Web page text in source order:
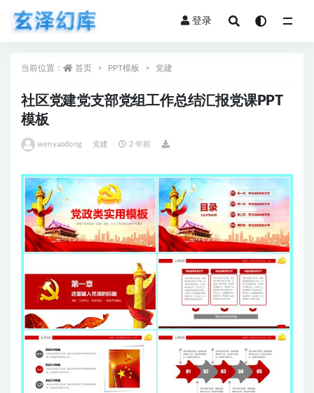
登录
当前位置： 首页 PPT模板 党建
社区党建党支部党组工作总结汇报党课PPT
模板
wenyaodong 党建 2 年前